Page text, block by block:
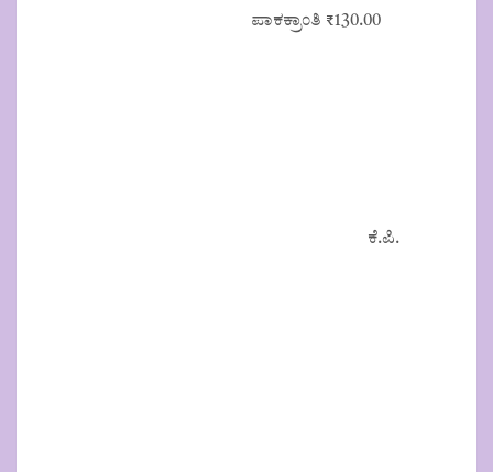
ಪಾಕಕ್ರಾಂತಿ ₹130.00
ಕೆ.ಪಿ.